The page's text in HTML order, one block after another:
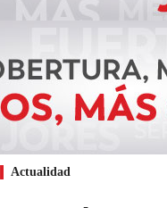
Actualidad